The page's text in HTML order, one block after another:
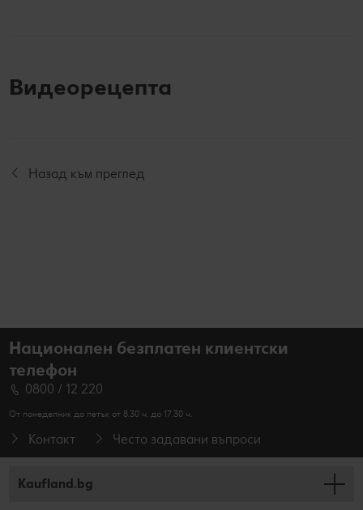
Видеорецепта
Назад към преглед
Национален безплатен клиентски
телефон
0800 / 12 220
От понеделник до петък от 8.30 ч. до 17.30 ч.
Контакт Често задавани въпроси
Kaufland.bg